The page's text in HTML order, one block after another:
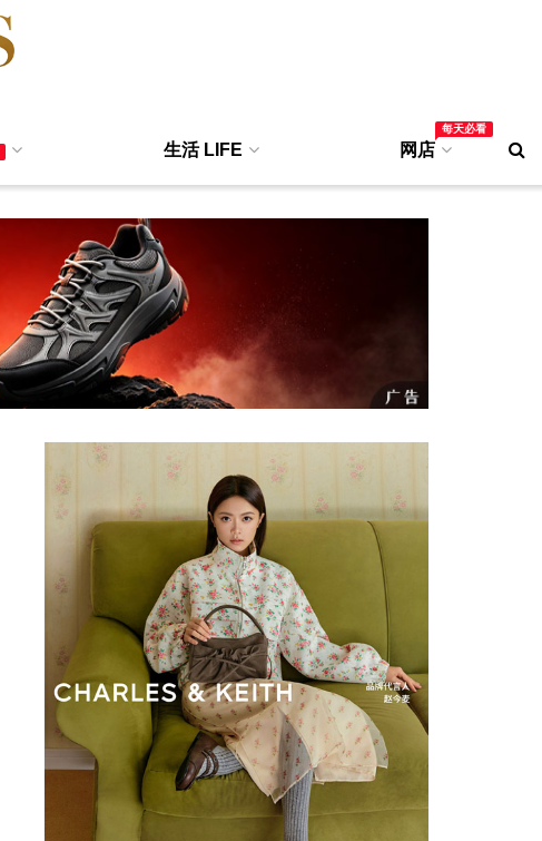
生活 LIFE 网店
每天必看